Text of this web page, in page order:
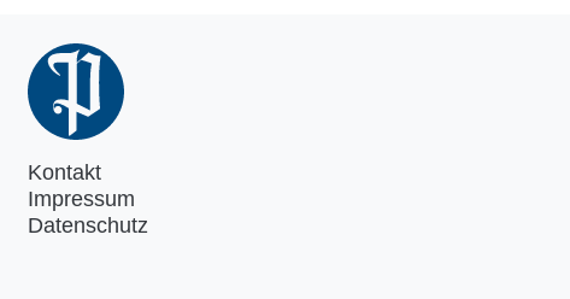
Kontakt
Impressum
Datenschutz